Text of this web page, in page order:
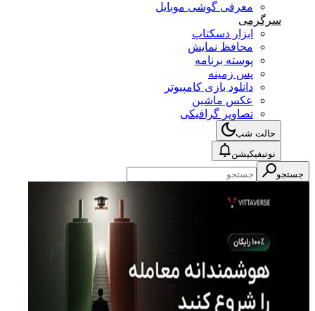
معرفی گوشی موبایل
سرگرمی
ابزار دسکتاپ
محافظ نمایش
پوسته برنامه
پس زمینه
دانلود بازی کامپیوتر
عکس ماشین
تصاویر گرافیکی
حالت شب
نوتیفیکیشن
جستجو